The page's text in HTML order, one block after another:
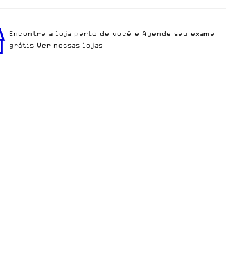
Preto é ideal para quem busca um óculos
para o dia a dia.
Encontre a loja perto de você e Agende seu exame
grátis Ver nossas lojas